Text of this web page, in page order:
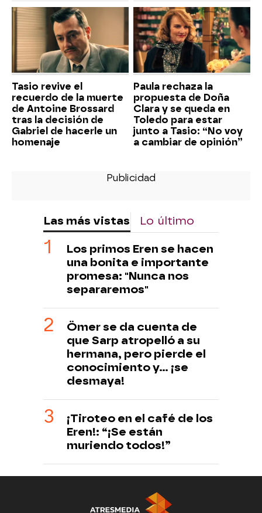
Tasio revive el
recuerdo de la muerte
de Antoine Brossard
tras la decisión de
Gabriel de hacerle un
homenaje
Paula rechaza la
propuesta de Doña
Clara y se queda en
Toledo para estar
junto a Tasio: “No voy
a cambiar de opinión”
Las más vistas Lo último
Los primos Eren se hacen
una bonita e importante
promesa: "Nunca nos
separaremos"
Ömer se da cuenta de
que Sarp atropelló a su
hermana, pero pierde el
conocimiento y... ¡se
desmaya!
¡Tiroteo en el café de los
Eren!: “¡Se están
muriendo todos!”